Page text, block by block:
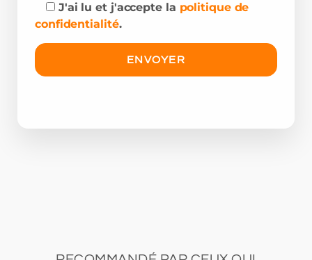
J'ai lu et j'accepte la politique de
confidentialité.